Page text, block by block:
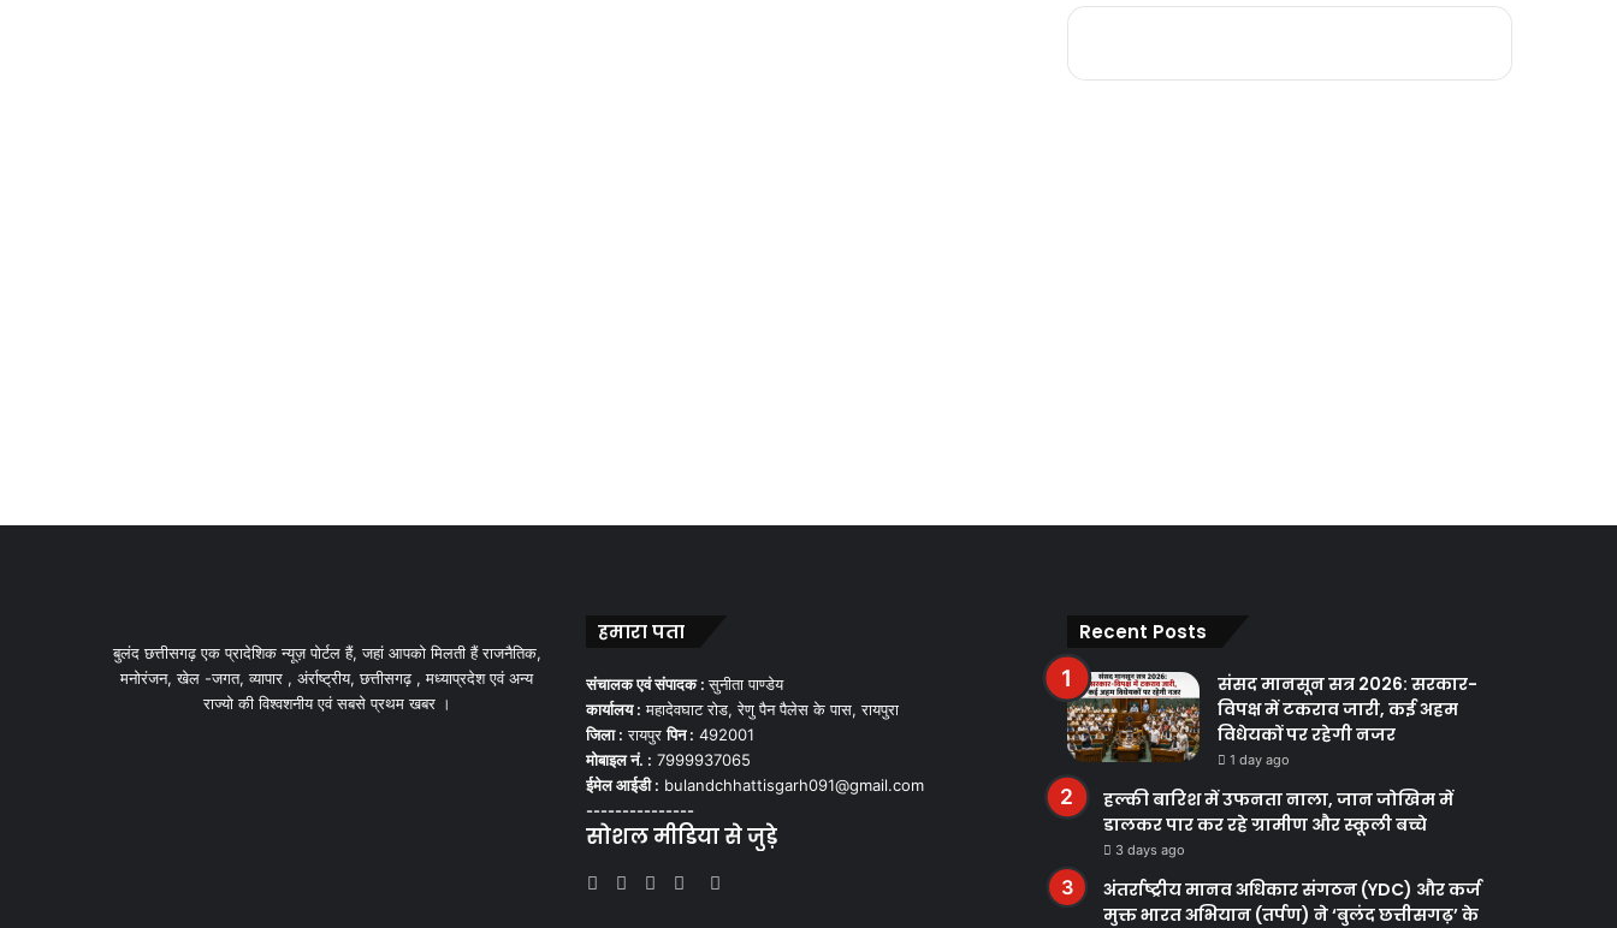
बुलंद छत्तीसगढ़ एक प्रादेशिक न्यूज़ पोर्टल हैं, जहां आपको मिलती हैं राजनैतिक,
मनोरंजन, खेल -जगत, व्यापार , अंर्राष्ट्रीय, छत्तीसगढ़ , मध्याप्रदेश एवं अन्य
राज्यो की विश्वशनीय एवं सबसे प्रथम खबर ।
हमारा पता
संचालक एवं संपादक :सुनीता पाण्डेय
कार्यालय : महादेवघाट रोड, रेणु पैन पैलेस के पास, रायपुरा
जिला : रायपुरपिन : 492001
मोबाइल नं. : 7999937065
ईमेल आईडी : bulandchhattisgarh091@gmail.com
---------------
सोशल मीडिया से जुड़े
Facebook
TwitterYouTubeInstagram
Recent Posts
संसद मानसून सत्र 2026: सरकार-
विपक्ष में टकराव जारी, कई अहम
विधेयकों पर रहेगी नजर
1 day ago
हल्की बारिश में उफनता नाला, जान जोखिम में
डालकर पार कर रहे ग्रामीण और स्कूली बच्चे
3 days ago
अंतर्राष्ट्रीय मानव अधिकार संगठन (YDC) और कर्ज
मुक्त भारत अभियान (तर्पण) ने ‘बुलंद छत्तीसगढ़’ के